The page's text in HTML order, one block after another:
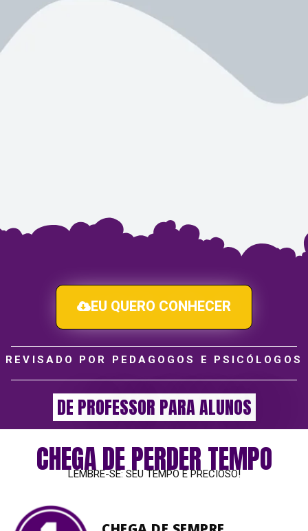
EU QUERO CONHECER
REVISADO POR PEDAGOGOS E PSICÓLOGOS
DE PROFESSOR PARA ALUNOS
CHEGA DE PERDER TEMPO
LEMBRE-SE: SEU TEMPO E PRECIOSO!